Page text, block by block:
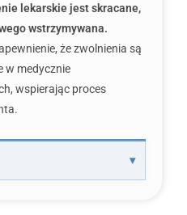
lekarskie jest skracane,
wstrzymywana.
że zwolnienia są
w medycznie
wspierając proces